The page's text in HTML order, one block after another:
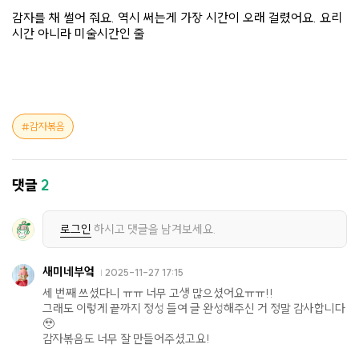
감자를 채 썰어 줘요. 역시 써는게 가장 시간이 오래 걸렸어요. 요리
시간 아니라 미술시간인 줄
감자볶음
댓글2
로그인 하시고 댓글을 남겨보세요.
새미네부엌 2025-11-27 17:15
세 번째 쓰셨다니 ㅠㅠ 너무 고생 많으셨어요ㅠㅠ!!
그래도 이렇게 끝까지 정성 들여 글 완성해주신 거 정말 감사합니다
🥹
감자볶음도 너무 잘 만들어주셨고요!